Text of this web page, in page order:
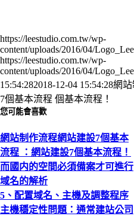
https://leestudio.com.tw/wp-
content/uploads/2016/04/
https://leestudio.com.tw/wp-
content/uploads/2016/04/
15:54:282018-12-04 15:54:28網站
7個基本流程 個基本流程！
您可能會喜歡
網站制作流程網站建設7個基本
流程 ：網站建設7個基本流程！
而國内的空間必須備案才可進行
域名的解析
5、配置域名、主機及調整程序
主機穩定性問題：通常建站公司